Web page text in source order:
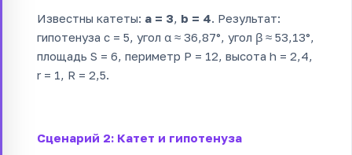
Известны катеты: a = 3, b = 4. Результат:
гипотенуза c = 5, угол α ≈ 36,87°, угол β ≈ 53,13°,
площадь S = 6, периметр P = 12, высота h = 2,4,
r = 1, R = 2,5.
Сценарий 2: Катет и гипотенуза